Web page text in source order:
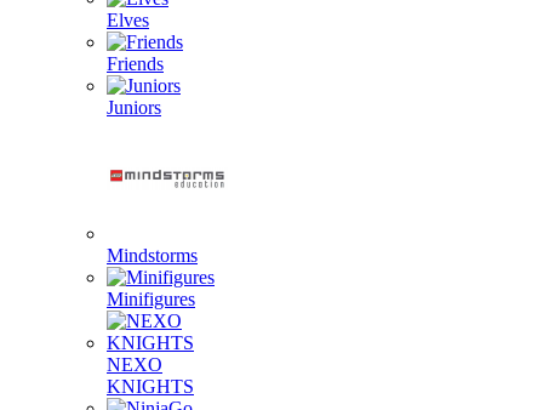
Elves
Friends
Juniors
Mindstorms
Minifigures
NEXO
KNIGHTS